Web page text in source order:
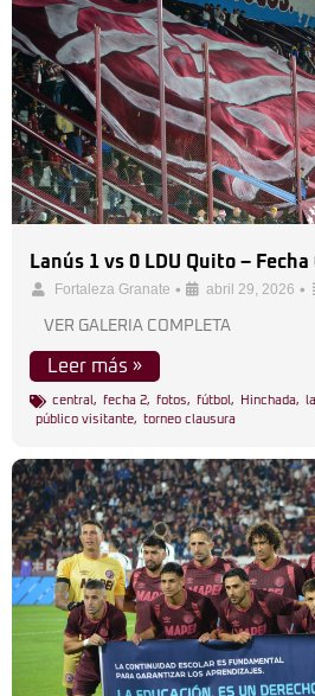
Lanús 1 vs 0 LDU Quito –
Fortaleza Granate • abril 29, 2026 •
VER GALERIA COMPLETA
Leer más »
central , fecha 2, fotos, fútbol , Hinchada,
público visitante, torneo clausura